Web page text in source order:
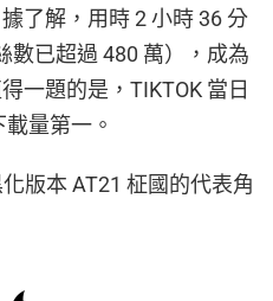
了解，用時 2 小時 36 分
數已超過 480 萬），成為
一題的是，TIKTOK 當日
量第一。
版本 AT21 柾國的代表角